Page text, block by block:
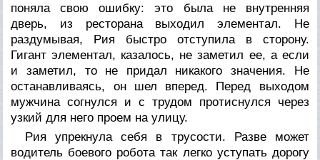
поняла свою ошибку: это была не внутренняя
дверь, из ресторана выходил элементал. Не
раздумывая, Рия быстро отступила в сторону.
Гигант элементал, казалось, не заметил ее, а если
и заметил, то не придал никакого значения. Не
останавливаясь, он шел вперед. Перед выходом
мужчина согнулся и с трудом протиснулся через
узкий для него проем на улицу.
Рия упрекнула себя в трусости. Разве может
водитель боевого робота так легко уступать дорогу